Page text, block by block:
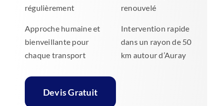
régulièrement
renouvelé
Approche humaine et
bienveillante pour
chaque transport
Intervention rapide
dans un rayon de 50
km autour d’Auray
Devis Gratuit